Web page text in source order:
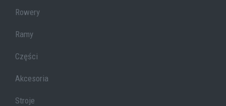
Rowery
Ramy
Części
Akcesoria
Stroje